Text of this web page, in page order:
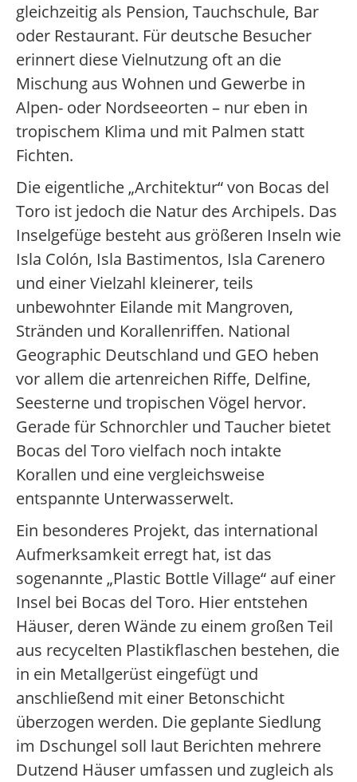
gleichzeitig als Pension, Tauchschule, Bar
oder Restaurant. Für deutsche Besucher
erinnert diese Vielnutzung oft an die
Mischung aus Wohnen und Gewerbe in
Alpen- oder Nordseeorten – nur eben in
tropischem Klima und mit Palmen statt
Fichten.
Die eigentliche „Architektur“ von Bocas del
Toro ist jedoch die Natur des Archipels. Das
Inselgefüge besteht aus größeren Inseln wie
Isla Colón, Isla Bastimentos, Isla Carenero
und einer Vielzahl kleinerer, teils
unbewohnter Eilande mit Mangroven,
Stränden und Korallenriffen. National
Geographic Deutschland und GEO heben
vor allem die artenreichen Riffe, Delfine,
Seesterne und tropischen Vögel hervor.
Gerade für Schnorchler und Taucher bietet
Bocas del Toro vielfach noch intakte
Korallen und eine vergleichsweise
entspannte Unterwasserwelt.
Ein besonderes Projekt, das international
Aufmerksamkeit erregt hat, ist das
sogenannte „Plastic Bottle Village“ auf einer
Insel bei Bocas del Toro. Hier entstehen
Häuser, deren Wände zu einem großen Teil
aus recycelten Plastikflaschen bestehen, die
in ein Metallgerüst eingefügt und
anschließend mit einer Betonschicht
überzogen werden. Die geplante Siedlung
im Dschungel soll laut Berichten mehrere
Dutzend Häuser umfassen und zugleich als